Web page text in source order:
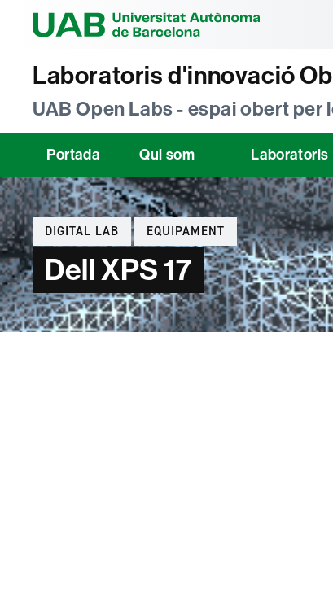
Laboratoris d'innovació
UAB Open Labs - espai obert per
Portada Qui som Laboratoris
Categories
DIGITAL LAB EQUIPAMENT
Dell XPS 17